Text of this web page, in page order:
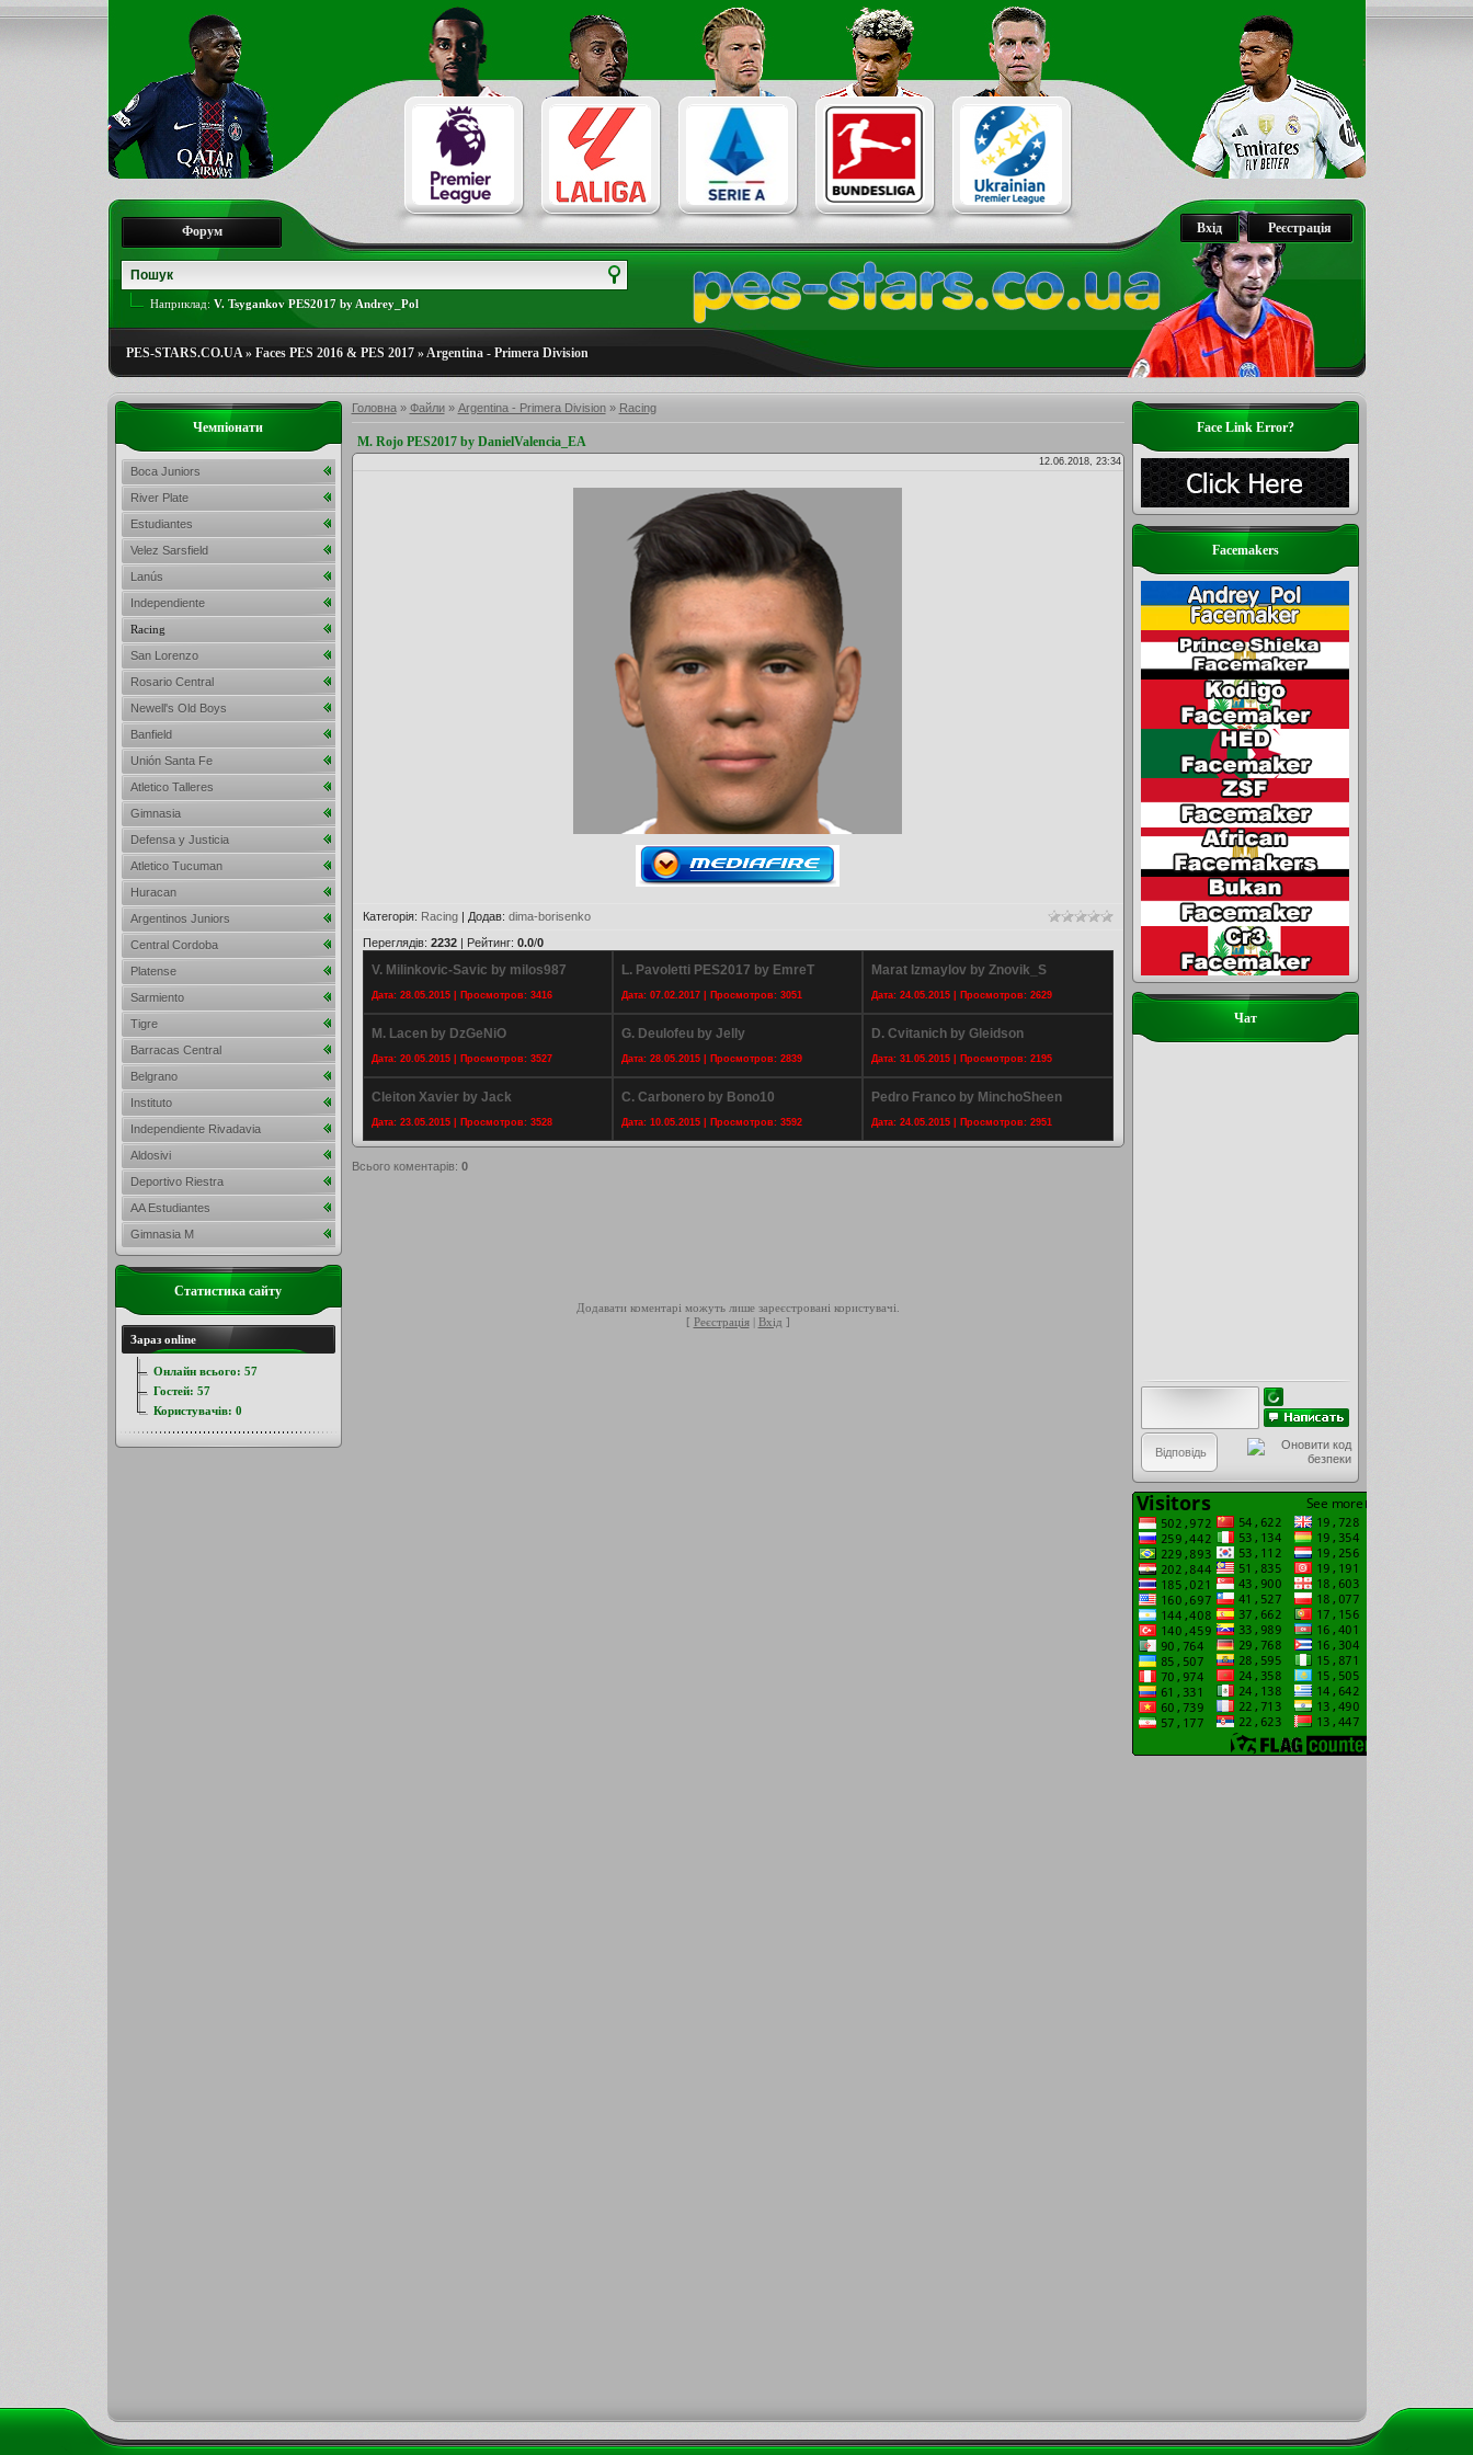
Реєстрація
Вхід
Форум
Наприклад: V. Tsygankov PES2017 by Andrey_Pol
PES-STARS.CO.UA» Faces PES 2016 & PES 2017»Argentina - Primera Division
Головна» Файли» Argentina - Primera Division» Racing
M. Rojo PES2017 by DanielValencia_EA
12.06.2018, 23:34
Категорія: Racing| Додав: dima-borisenko
Переглядів: 2232| Рейтинг: 0.0/0
V. Milinkovic-Savic by milos987
Дата: 28.05.2015 | Просмотров: 3416
L. Pavoletti PES2017 by EmreT
Дата: 07.02.2017 | Просмотров: 3051
Marat Izmaylov by Znovik_S
Дата: 24.05.2015 | Просмотров: 2629
M. Lacen by DzGeNiO
Дата: 20.05.2015 | Просмотров: 3527
G. Deulofeu by Jelly
Дата: 28.05.2015 | Просмотров: 2839
D. Cvitanich by Gleidson
Дата: 31.05.2015 | Просмотров: 2195
Cleiton Xavier by Jack
Дата: 23.05.2015 | Просмотров: 3528
C. Carbonero by Bono10
Дата: 10.05.2015 | Просмотров: 3592
Pedro Franco by MinchoSheen
Дата: 24.05.2015 | Просмотров: 2951
Всього коментарів: 0
Додавати коментарі можуть лише зареєстровані користувачі.
[ Реєстрація| Вхід ]
Face Link Error?
Facemakers
Чат
Чемпіонати
Boca Juniors
River Plate
Estudiantes
Velez Sarsfield
Lanús
Independiente
Racing
San Lorenzo
Rosario Central
Newell's Old Boys
Banfield
Unión Santa Fe
Atletico Talleres
Gimnasia
Defensa y Justicia
Atletico Tucuman
Huracan
Argentinos Juniors
Central Cordoba
Platense
Sarmiento
Tigre
Barracas Central
Belgrano
Instituto
Independiente Rivadavia
Aldosivi
Deportivo Riestra
AA Estudiantes
Gimnasia M
Статистика сайту
Зараз online
Онлайн всього: 57
Гостей: 57
Користувачів: 0